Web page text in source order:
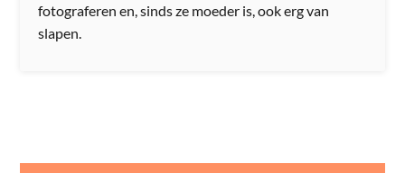
fotograferen en, sinds ze moeder is, ook erg van
slapen.